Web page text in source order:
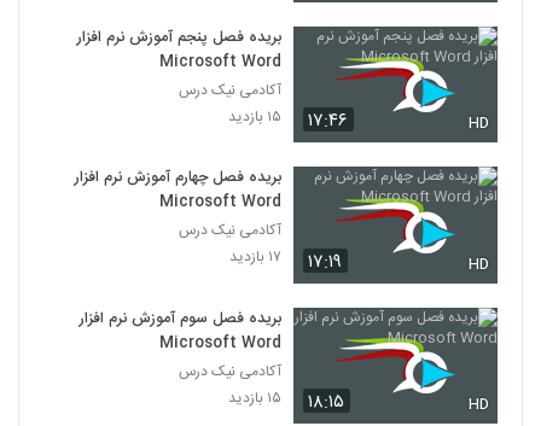
۱۷:۴۶ HD
بریده فصل پنجم آموزش نرم افزار
Microsoft Word
آکادمی نیک درس
۱۵ بازدید
۱۷:۱۹ HD
بریده فصل چهارم آموزش نرم افزار
Microsoft Word
آکادمی نیک درس
۱۷ بازدید
۱۸:۱۵ HD
بریده فصل سوم آموزش نرم افزار
Microsoft Word
آکادمی نیک درس
۱۵ بازدید